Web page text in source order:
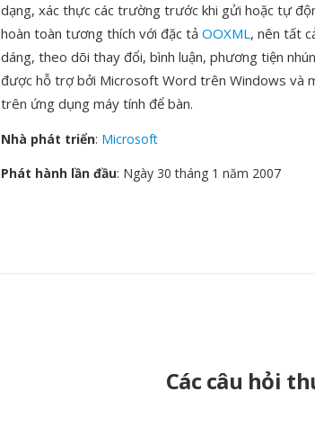
dạng, xác thực các trường trước khi gửi hoặc tự
hoàn toàn tương thích với đặc tả OOXML, nên tất
dáng, theo dõi thay đổi, bình luận, phương tiện
được hỗ trợ bởi Microsoft Word trên Windows và
trên ứng dụng máy tính để bàn.
Nhà phát triển: Microsoft
Phát hành lần đầu: Ngày 30 tháng 1 năm 2007
Các câu hỏi